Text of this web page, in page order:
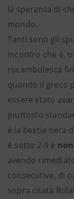
la speranza di
mondo.
Tanti sono gli
incontro che è,
rocambolesca
quando il greco
essere stato
piuttosto
è la bestia nera
è sotto 2-9 e
avendo
consecutive, di
sopra citata